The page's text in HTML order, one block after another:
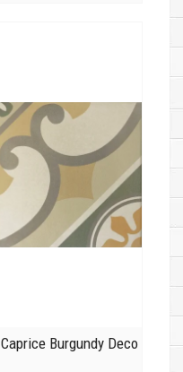
Caprice Burgundy Deco